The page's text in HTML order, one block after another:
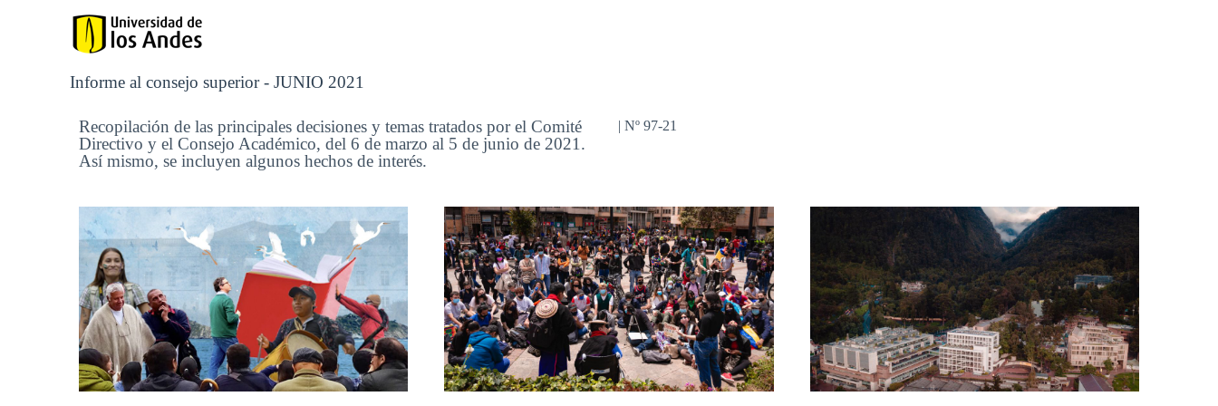
Informe al consejo superior - JUNIO 2021
Recopilación de las principales decisiones y temas tratados por el Comité
Directivo y el Consejo Académico, del 6 de marzo al 5 de junio de 2021.
Así mismo, se incluyen algunos hechos de interés.
| Nº 97-21